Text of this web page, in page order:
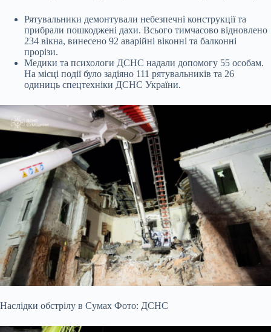
Рятувальники демонтували небезпечні конструкції та
прибрали пошкоджені дахи. Всього тимчасово відновлено
234 вікна, винесено 92 аварійні віконні та балконні
прорізи.
Медики та психологи ДСНС надали допомогу 55 особам.
На місці події було задіяно 111 рятувальників та 26
одиниць спецтехніки ДСНС України.
Наслідки обстрілу в Сумах Фото: ДСНС